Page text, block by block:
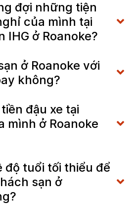
đợi những tiện
của mình tại
IHG ở Roanoke?
ở Roanoke với
không?
đậu xe tại
mình ở Roanoke
độ tuổi tối thiểu để
sạn ở